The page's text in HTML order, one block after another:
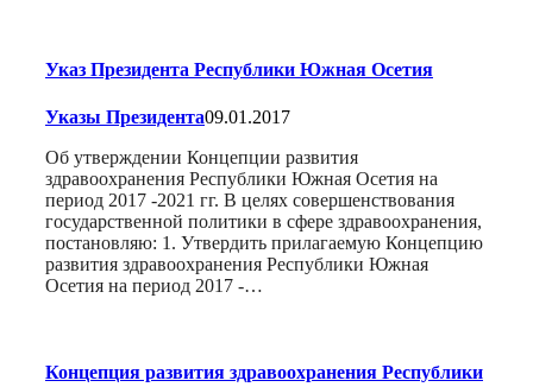
Указ Президента Республики Южная Осетия
Указы Президента09.01.2017
Об утверждении Концепции развития
здравоохранения Республики Южная Осетия на
период 2017 -2021 гг. В целях совершенствования
государственной политики в сфере здравоохранения,
постановляю: 1. Утвердить прилагаемую Концепцию
развития здравоохранения Республики Южная
Осетия на период 2017 -…
Концепция развития здравоохранения Республики